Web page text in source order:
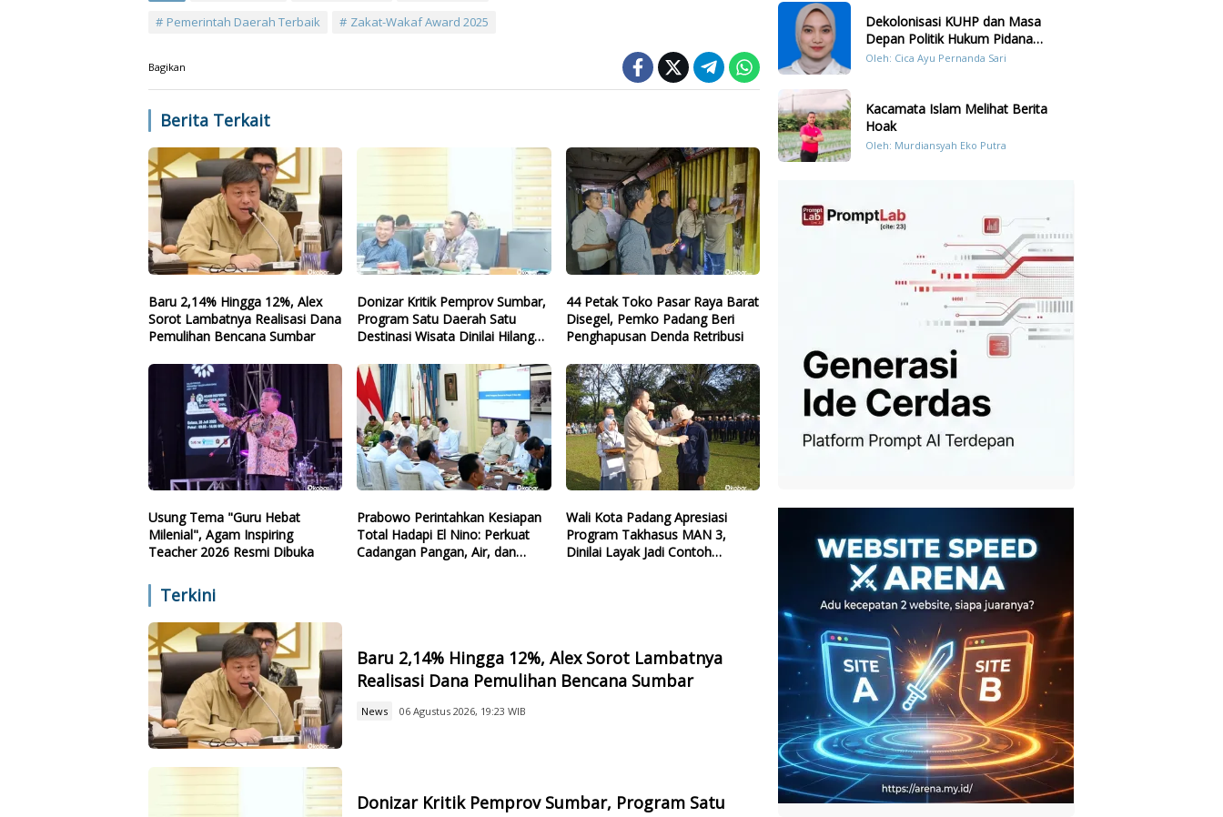
Pemerintah Daerah Terbaik
Zakat-Wakaf Award 2025
Bagikan
Berita Terkait
Baru 2,14% Hingga 12%, Alex
Sorot Lambatnya Realisasi Dana
Pemulihan Bencana Sumbar
Donizar Kritik Pemprov Sumbar,
Program Satu Daerah Satu
Destinasi Wisata Dinilai Hilang
44 Petak Toko Pasar Raya Barat
Disegel, Pemko Padang Beri
Penghapusan Denda Retribusi
Usung Tema "Guru Hebat
Milenial", Agam Inspiring
Teacher 2026 Resmi Dibuka
Prabowo Perintahkan Kesiapan
Total Hadapi El Nino: Perkuat
Cadangan Pangan, Air, dan
Wali Kota Padang Apresiasi
Program Takhasus MAN 3,
Dinilai Layak Jadi Contoh
Terkini
Baru 2,14% Hingga 12%, Alex Sorot Lambatnya
Realisasi Dana Pemulihan Bencana Sumbar
News 06 Agustus 2026, 19:23 WIB
Donizar Kritik Pemprov Sumbar, Program Satu
Dekolonisasi KUHP dan Masa
Depan Politik Hukum Pidana
Indonesia
Oleh: Cica Ayu Pernanda Sari
Kacamata Islam Melihat Berita
Hoak
Oleh: Murdiansyah Eko Putra